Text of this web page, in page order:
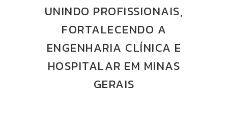
UNINDO PROFISSIONAIS,
FORTALECENDO A
ENGENHARIA CLÍNICA E
HOSPITALAR EM MINAS
GERAIS